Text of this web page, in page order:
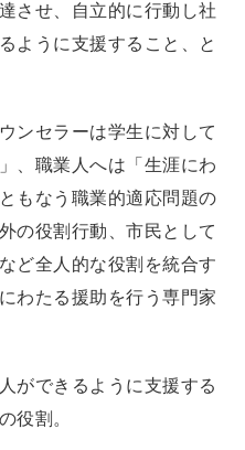
させ、自立的に行動し社
ように支援すること、と
ンセラーは学生に対して
、職業人へは「生涯にわ
もなう職業的適応問題の
の役割行動、市民として
ど全人的な役割を統合す
わたる援助を行う専門家
ができるように支援する
役割。